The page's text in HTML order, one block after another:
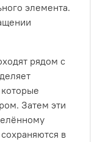
элемента.
рядом с
Затем эти
в